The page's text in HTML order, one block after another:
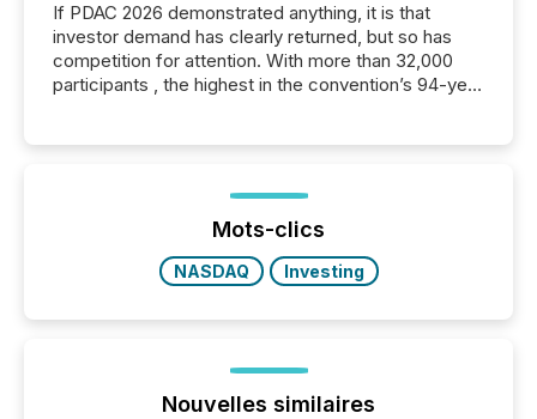
If PDAC 2026 demonstrated anything, it is that
investor demand has clearly returned, but so has
competition for attention. With more than 32,000
participants , the highest in the convention’s 94-year
week, connecting with clients and prospects across
the conference. Optimism was evident, with...
Mots-clics
NASDAQ Investing
Nouvelles similaires